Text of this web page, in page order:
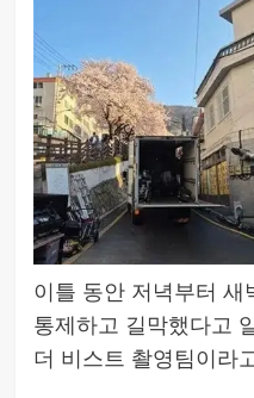
이틀 동안 저녁부터 새
통제하고 길막했다고
더 비스트 촬영팀이라